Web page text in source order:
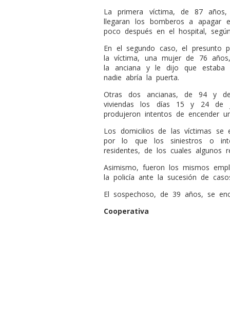
La primera víctima, de 87
llegaran los bomberos a apagar
poco después en el hospital,
En el segundo caso, el presunto
la víctima, una mujer de 76
la anciana y le dijo que estaba
nadie abría la puerta.
Otras dos ancianas, de 94 y
viviendas los días 15 y 24 de
produjeron intentos de encender
Los domicilios de las víctimas se
por lo que los siniestros o
residentes, de los cuales algunos
Asimismo, fueron los mismos
la policía ante la sucesión de
El sospechoso, de 39 años, se
Cooperativa